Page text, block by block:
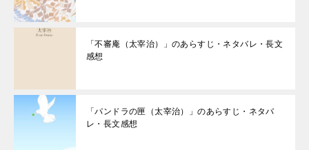
「不審庵（太宰治）」のあらすじ・ネタバレ・長文
感想
「パンドラの匣（太宰治）」のあらすじ・ネタバ
レ・長文感想